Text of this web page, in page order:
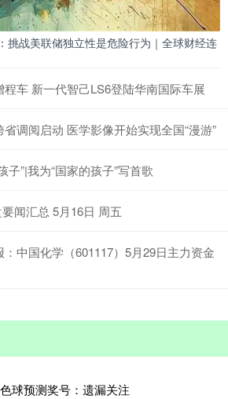
挑战美联储独立性是危险行为｜全球财经连
车 新一代智己LS6登陆华南国际车展
调阅启动 医学影像开始实现全国“漫游”
子”|我为“国家的孩子”写首歌
闻汇总 5月16日 周五
中国化学（601117）5月29日主力资金
球预测奖号：遗漏关注